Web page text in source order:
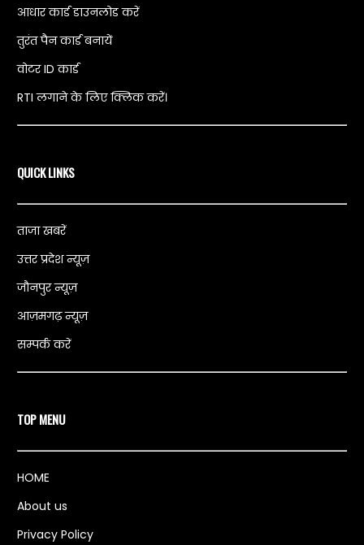
आधार कार्ड डाउनलोड करें
तुरंत पैन कार्ड बनायें
वोटर ID कार्ड
RTI लगाने के लिए क्लिक करें।
QUICK LINKS
ताजा खबरें
उत्तर प्रदेश न्यूज़
जौनपुर न्यूज़
आज़मगढ़ न्यूज़
सम्पर्क करें
TOP MENU
HOME
About us
Privacy Policy